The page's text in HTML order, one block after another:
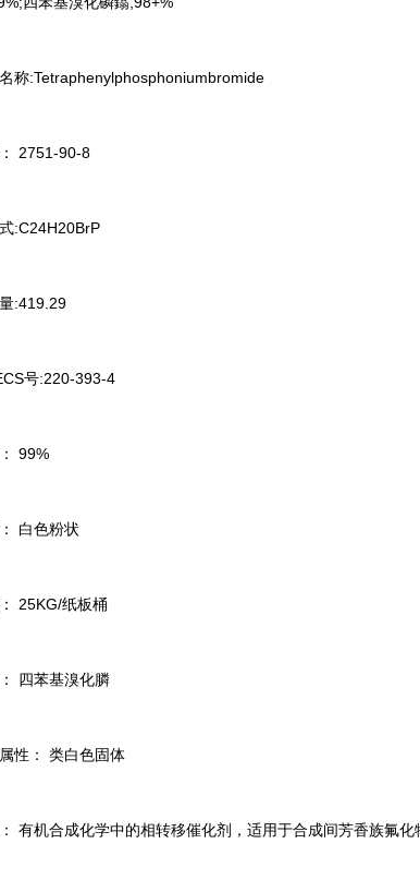
称:Tetraphenylphosphoniumbromide
2751-90-8
:C24H20BrP
:419.29
号:220-393-4
99%
白色粉状
25KG/纸板桶
四苯基溴化膦
性： 类白色固体
有机合成化学中的相转移催化剂，适用于合成间芳香族氟